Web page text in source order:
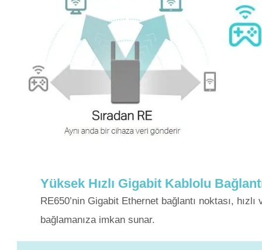
Yüksek Hızlı Gigabit Kablolu
RE650’nin Gigabit Ethernet bağlantı noktası,
bağlamanıza imkan sunar.